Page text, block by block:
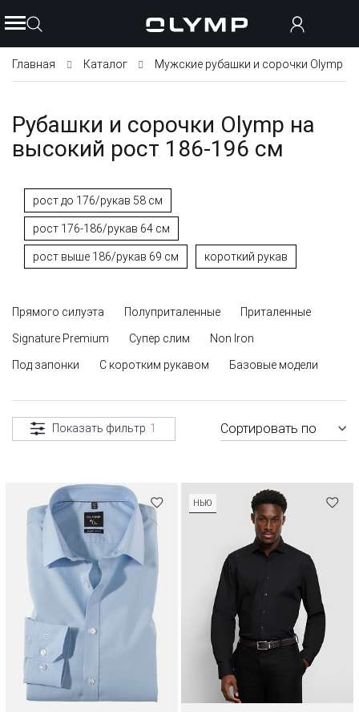
Главная Каталог Мужские рубашки и сорочки Olymp
Рубашки и сорочки Olymp на
высокий рост 186-196 см
рост до 176/рукав 58 см
рост 176-186/рукав 64 см
рост выше 186/рукав 69 см короткий рукав
Прямого силуэта Полуприталенные Приталенные
Signature Premium Супер слим Non Iron
Под запонки С коротким рукавом Базовые модели
Показать фильтр 1 Сортировать по
НЬЮ